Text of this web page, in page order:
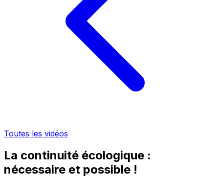
Toutes les vidéos
La continuité écologique :
nécessaire et possible !